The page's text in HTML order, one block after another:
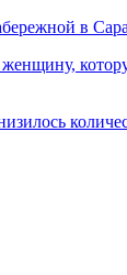
в